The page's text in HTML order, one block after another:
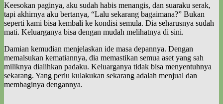
Keesokan paginya, aku sudah habis menangis, dan suaraku serak,
tapi akhirnya aku bertanya, “Lalu sekarang bagaimana?” Bukan
seperti kami bisa kembali ke kondisi semula. Dia seharusnya sudah
mati. Keluarganya bisa dengan mudah melihatnya di sini.
Damian kemudian menjelaskan ide masa depannya. Dengan
memalsukan kematiannya, dia memastikan semua aset yang sah
miliknya dialihkan padaku. Keluarganya tidak bisa menyentuhnya
sekarang. Yang perlu kulakukan sekarang adalah menjual dan
membaginya dengannya.